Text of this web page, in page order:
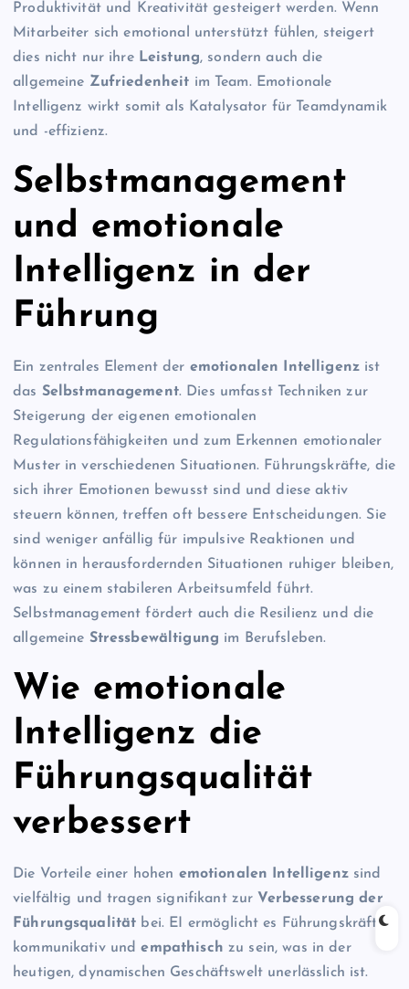
Produktivität und Kreativität gesteigert werden. Wenn
Mitarbeiter sich emotional unterstützt fühlen, steigert
dies nicht nur ihre Leistung, sondern auch die
allgemeine Zufriedenheit im Team. Emotionale
Intelligenz wirkt somit als Katalysator für Teamdynamik
und -effizienz.
Selbstmanagement
und emotionale
Intelligenz in der
Führung
Ein zentrales Element der emotionalen Intelligenz ist
das Selbstmanagement. Dies umfasst Techniken zur
Steigerung der eigenen emotionalen
Regulationsfähigkeiten und zum Erkennen emotionaler
Muster in verschiedenen Situationen. Führungskräfte, die
sich ihrer Emotionen bewusst sind und diese aktiv
steuern können, treffen oft bessere Entscheidungen. Sie
sind weniger anfällig für impulsive Reaktionen und
können in herausfordernden Situationen ruhiger bleiben,
was zu einem stabileren Arbeitsumfeld führt.
Selbstmanagement fördert auch die Resilienz und die
allgemeine Stressbewältigung im Berufsleben.
Wie emotionale
Intelligenz die
Führungsqualität
verbessert
Die Vorteile einer hohen emotionalen Intelligenzsind
vielfältig und tragen signifikant zur Verbesserung der
Führungsqualität bei. EI ermöglicht es Führungskräften,
kommunikativ undempathisch zu sein, was in der
heutigen, dynamischen Geschäftswelt unerlässlich ist.